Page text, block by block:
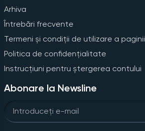
Arhiva
Întrebări frecvente
Termeni și condiții de utilizare a paginii
Politica de confidențialitate
Instrucțiuni pentru ștergerea contului
Abonare la Newsline